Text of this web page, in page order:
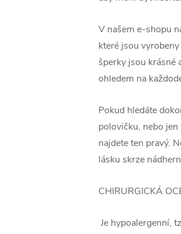
V našem e-shopu
které jsou
šperky jsou krásné
ohledem na
Pokud hledáte
polovičku, nebo
najdete ten pravý.
lásku skrze
CHIRURGICKÁ
Je hypoalergenní,